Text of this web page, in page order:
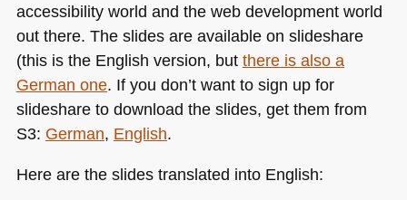
accessibility world and the web development world
out there. The slides are available on slideshare
(this is the English version, but there is also a
German one. If you don’t want to sign up for
slideshare to download the slides, get them from
S3: German, English.
Here are the slides translated into English: